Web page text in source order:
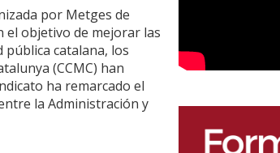
por Metges de
el objetivo de mejorar las
catalana, los
(CCMC) han
ha remarcado el
la Administración y